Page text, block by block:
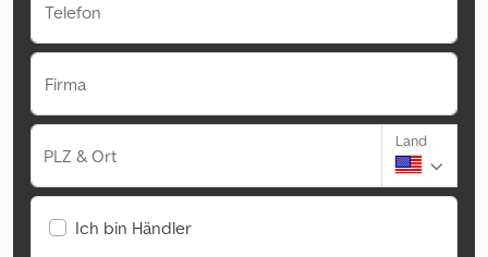
Telefon
Firma
PLZ & Ort
Land
Ich bin Händler